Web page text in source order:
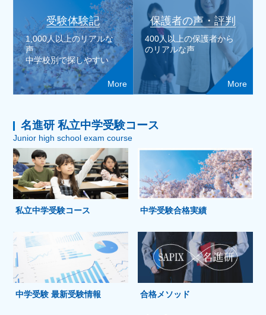
受験体験記
1,000人以上のリアルな
声
中学校別で探しやすい
More
保護者の声・評判
400人以上の保護者から
のリアルな声
More
名進研 私立中学受験コース
Junior high school exam course
私立中学受験コース 中学受験合格実績
中学受験 最新受験情報 合格メソッド